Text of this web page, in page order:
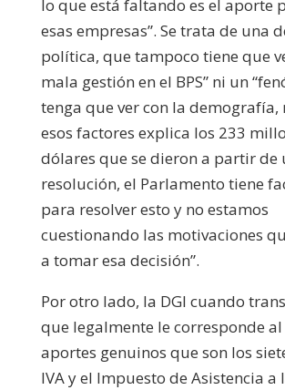
lo que está faltando es el aporte
esas empresas”. Se trata de una
política, que tampoco tiene que
mala gestión en el BPS” ni un
tenga que ver con la demografía,
esos factores explica los 233
dólares que se dieron a partir de
resolución, el Parlamento tiene
para resolver esto y no estamos
cuestionando las motivaciones
a tomar esa decisión”.
Por otro lado, la DGI cuando
que legalmente le corresponde al
aportes genuinos que son los
IVA y el Impuesto de Asistencia a